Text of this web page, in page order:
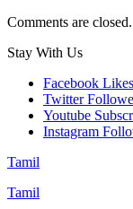
Comments are closed.
Stay With Us
Facebook Likes
Twitter
Youtube
Instagram
Tamil
Tamil